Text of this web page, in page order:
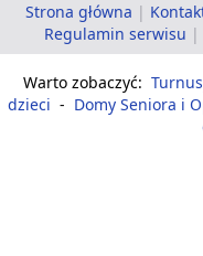
Strona główna |
Regulamin serwisu |
Warto zobaczyć:
dzieci - Domy Seniora i